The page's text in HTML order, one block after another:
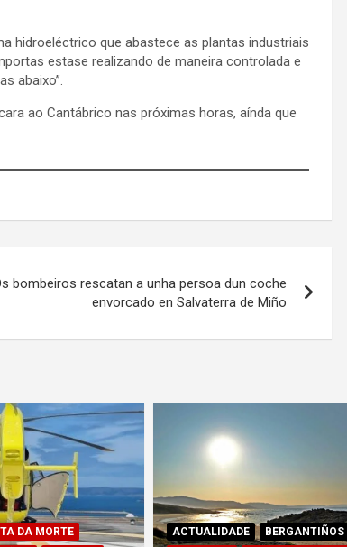
hidroeléctrico que abastece as plantas industriais
estase realizando de maneira controlada e
abaixo”.
ao Cantábrico nas próximas horas, aínda que
bombeiros rescatan a unha persoa dun coche
envorcado en Salvaterra de Miño
DA MORTE
ACTUALIDADE
BERGANTIÑOS